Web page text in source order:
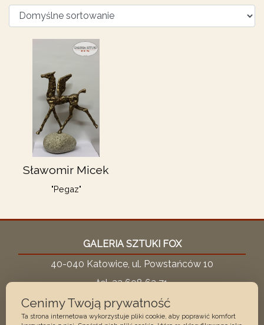
Sławomir Micek
"Pegaz"
Cenimy Twoją prywatność
Ta strona internetowa wykorzystuje pliki cookie, aby poprawić komfort
GALERIA SZTUKI FOX
40-040 Katowice, ul. Powstańców 10
tel. 32 608 63 71
kom. 600 087 721
fox@galeriafox.pl